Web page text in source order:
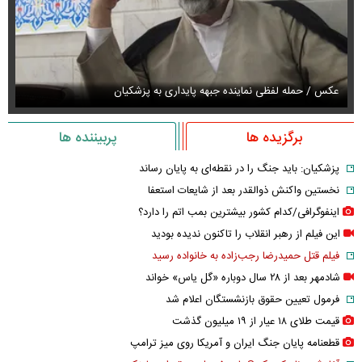
عکس / حمله لفظی نماینده جبهه پایداری به پزشکیان
برگزیده ها پربیننده ها
پزشکیان: باید جنگ را در نقطه‌ای به پایان رساند
نخستین واکنش ذوالقدر بعد از شایعات استعفا
اینفوگرافی/کدام کشور بیشترین بمب اتم را دارد؟
این فیلم از رهبر انقلاب را تاکنون ندیده بودید
فیلم قتل حمیدرضا رجب‌زاده به خانواده رسید
شادمهر بعد از ۲۸ سال دوباره «گل یاس» خواند
فرمول تعیین حقوق بازنشستگان اعلام شد
قیمت طلای ۱۸ عیار از ۱۹ میلیون گذشت
قطعنامه پایان جنگ ایران و آمریکا روی میز ترامپ